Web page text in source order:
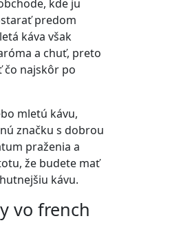
kde ju
predom
káva však
a chuť, preto
čo najskôr po
mletú kávu,
značku s dobrou
praženia a
že budete mať
kávu.
vo french